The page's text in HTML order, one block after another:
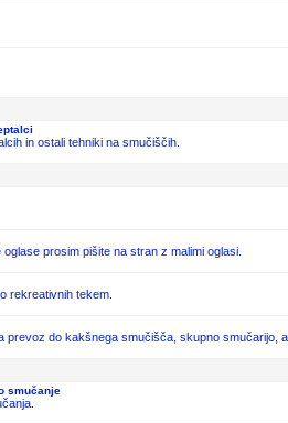
in ostali tehniki na smučiščih.
prosim pišite na stran z malimi oglasi.
rekreativnih tekem.
prevoz do kakšnega smučišča, skupno smučarijo,
smučanje